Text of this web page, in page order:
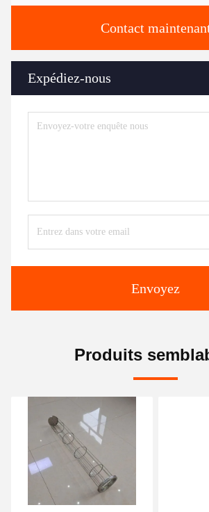
Contact
Expédiez-nous
Envoyez
Produits